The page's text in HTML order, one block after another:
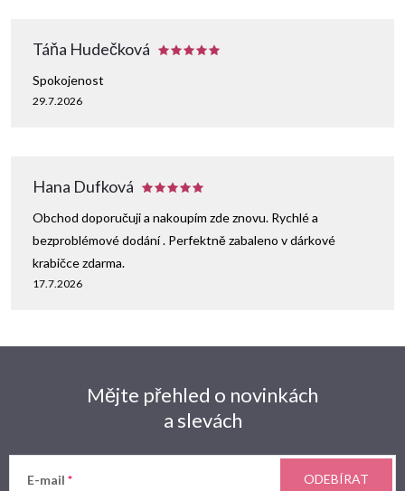
Táňa Hudečková
29.7.2026
Spokojenost
Hana Dufková
17.7.2026
Obchod doporučuji a nakoupím zde znovu. Rychlé a
bezproblémové dodání . Perfektně zabaleno v dárkové
krabičce zdarma.
Mějte přehled o novinkách
a slevách
E-mail ODEBÍRAT